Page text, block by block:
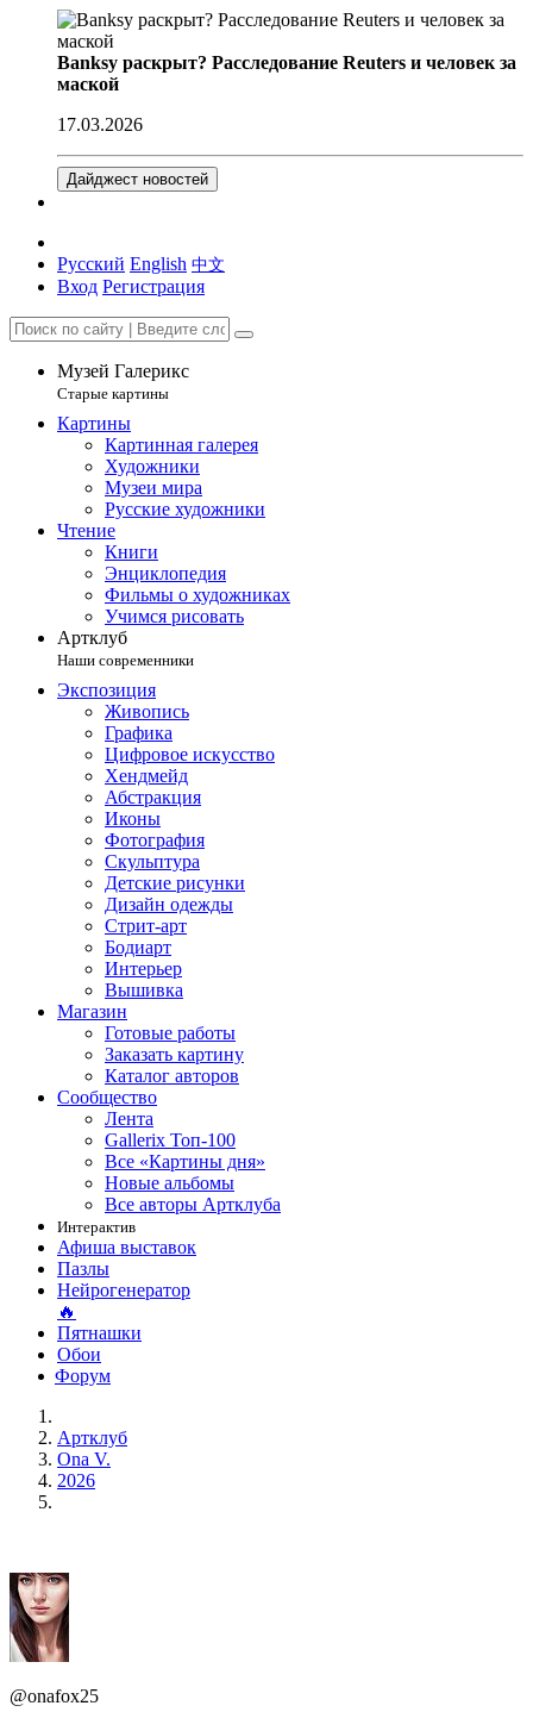
Banksy раскрыт? Расследование Reuters и человек за
маской
17.03.2026
Дайджест новостей
Русский English 中文
Вход Регистрация
Музей Галерикс
Старые картины
Картины
Картинная галерея
Художники
Музеи мира
Русские художники
Чтение
Книги
Энциклопедия
Фильмы о художниках
Учимся рисовать
Артклуб
Наши современники
Экспозиция
Живопись
Графика
Цифровое искусство
Хендмейд
Абстракция
Иконы
Фотография
Скульптура
Детские рисунки
Дизайн одежды
Стрит-арт
Бодиарт
Интерьер
Вышивка
Магазин
Готовые работы
Заказать картину
Каталог авторов
Сообщество
Лента
Gallerix Топ-100
Все «Картины дня»
Новые альбомы
Все авторы Артклуба
Интерактив
Афиша выставок
Пазлы
Нейрогенератор
🔥
Пятнашки
Обои
Форум
Артклуб
Ona V.
2026
@onafox25